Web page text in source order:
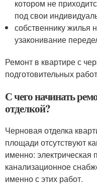
котором не
под свои
собственнику жилья
узаконивание
Ремонт в квартире с
подготовительных работ
С чего начинать
отделкой?
Черновая отделка
площади отсутствуют
именно: электрическая
канализационное
именно с этих работ.